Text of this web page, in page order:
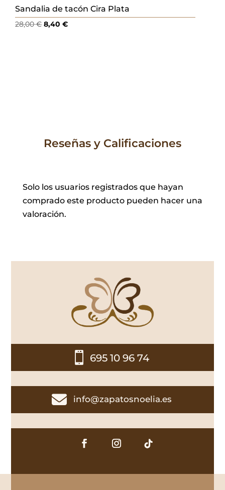
Sandalia de tacón Cira Plata
28,00€El
8,40€El
Reseñas y Calificaciones
Solo los usuarios registrados que hayan
comprado este producto pueden hacer una
valoración.
 695 10 96 74
 info@zapatosnoelia.es